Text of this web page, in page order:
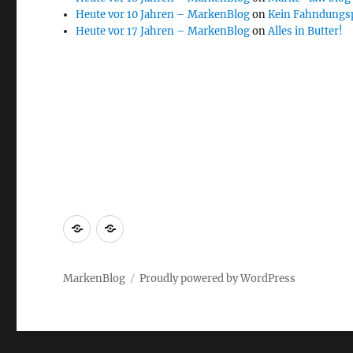
Heute vor 10 Jahren – MarkenBlogonKein
Heute vor 17 Jahren – MarkenBlogonAlles in Butter!
Markenrecherche
Gastbeiträge
MarkenBlog Proudly powered by WordPress